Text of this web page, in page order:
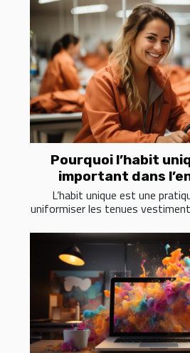
Pourquoi l’habit
important dans
L’habit unique est une
uniformiser les tenues